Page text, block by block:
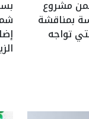
مشروع
بمناقشة
تواجه